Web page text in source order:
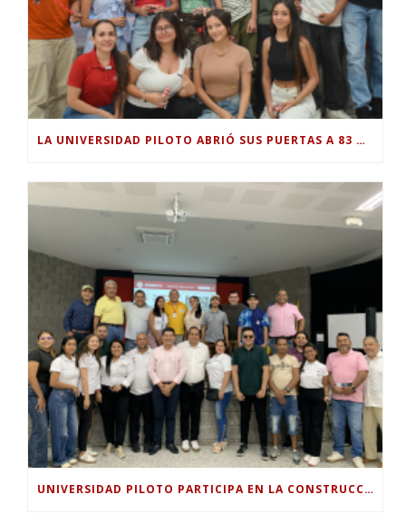
LA UNIVERSIDAD PILOTO ABRIÓ SUS PUERTAS A 83 NUEVOS ESTUDIANTES PARA EL PERIODO ACADÉMICO 2026-2.
UNIVERSIDAD PILOTO PARTICIPA EN LA CONSTRUCCIÓN DEL PLAN SECTORIAL DE TURISMO 2026-2030